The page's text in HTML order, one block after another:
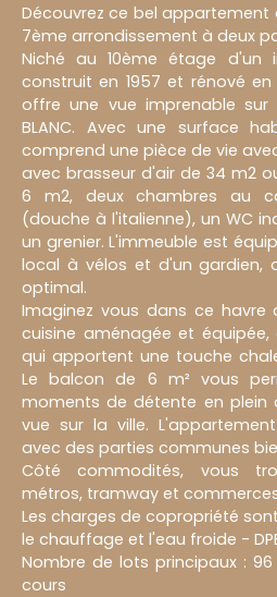
Découvrez ce bel appartement
7ème arrondissement à deux
Niché au 10ème étage d'un
construit en 1957 et rénové
offre une vue imprenable sur
BLANC. Avec une surface
comprend une pièce de vie
avec brasseur d'air de 34 m2
6 m2, deux chambres au
(douche à l'italienne), un WC
un grenier. L'immeuble est
local à vélos et d'un gardien,
optimal.
Imaginez vous dans ce havre
cuisine aménagée et
qui apportent une touche
Le balcon de 6 m² vous
moments de détente en plein
vue sur la ville.
avec des parties communes
Côté commodités, vous
métros, tramway et
Les charges de copropriété
le chauffage et l'eau froide -
Nombre de lots principaux :
cours